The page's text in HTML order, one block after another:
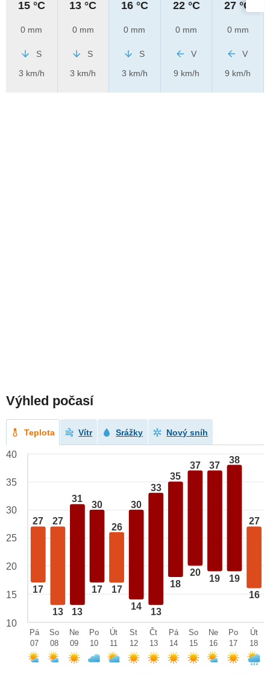
15 °C
0 mm
S
3 km/h
13 °C
0 mm
S
3 km/h
16 °C
0 mm
S
3 km/h
22 °C
0 mm
V
9 km/h
27 °C
0 mm
V
9 km/h
Výhled počasí
Teplota Vítr Srážky Nový sníh
27
17
27
13
31
13
30
17
26
17
30
14
33
13
35
18
37
20
37
19
38
19
27
16
40
35
30
25
20
15
10
Pá
07
So
08
Ne
09
Po
10
Út
11
St
12
Čt
13
Pá
14
So
15
Ne
16
Po
17
Út
18